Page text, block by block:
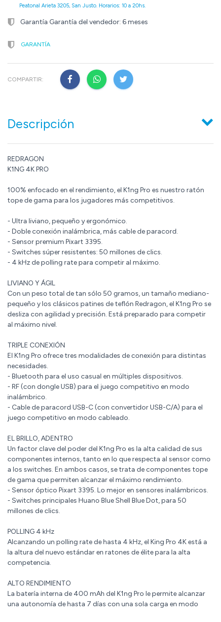
Peatonal Arieta 3205, San Justo. Horarios: 10 a 20hs.
Garantía Garantía del vendedor: 6 meses
GARANTÍA
COMPARTIR:
Descripción
REDRAGON
K1NG 4K PRO
100% enfocado en el rendimiento, el K1ng Pro es nuestro ratón
tope de gama para los jugadores más competitivos.
- Ultra liviano, pequeño y ergonómico.
- Doble conexión inalámbrica, más cable de paracord.
- Sensor premium Pixart 3395.
- Switches súper resistentes: 50 millones de clics.
- 4 kHz de polling rate para competir al máximo.
LIVIANO Y ÁGIL
Con un peso total de tan sólo 50 gramos, un tamaño mediano-
pequeño y los clásicos patines de teflón Redragon, el K1ng Pro se
desliza con agilidad y precisión. Está preparado para competir
al máximo nivel.
TRIPLE CONEXIÓN
El K1ng Pro ofrece tres modalidades de conexión para distintas
necesidades.
- Bluetooth para el uso casual en múltiples dispositivos.
- RF (con dongle USB) para el juego competitivo en modo
inalámbrico.
- Cable de paracord USB-C (con convertidor USB-C/A) para el
juego competitivo en modo cableado.
EL BRILLO, ADENTRO
Un factor clave del poder del K1ng Pro es la alta calidad de sus
componentes internos, tanto en lo que respecta al sensor como
a los switches. En ambos casos, se trata de componentes tope
de gama que permiten alcanzar el máximo rendimiento.
- Sensor óptico Pixart 3395. Lo mejor en sensores inalámbricos.
- Switches principales Huano Blue Shell Blue Dot, para 50
millones de clics.
POLLING 4 kHz
Alcanzando un polling rate de hasta 4 kHz, el King Pro 4K está a
la altura del nuevo estándar en ratones de élite para la alta
competencia.
ALTO RENDIMIENTO
La batería interna de 400 mAh del K1ng Pro le permite alcanzar
una autonomía de hasta 7 días con una sola carga en modo